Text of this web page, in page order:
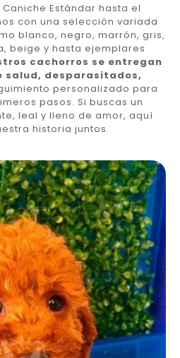
Estándar hasta el
con una selección variada
blanco, negro, marrón, gris,
beige y hasta ejemplares
cachorros se entregan
salud, desparasitados,
personalizado para
pasos. Si buscas un
leal y lleno de amor, aquí
historia juntos.